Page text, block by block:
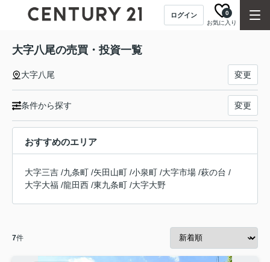
ログイン
お気に入り
0
大字八尾の売買・投資一覧
大字八尾 変更
条件から探す 変更
おすすめのエリア
大字三吉 /九条町 /矢田山町 /小泉町 /大字市場 /萩の台 /
大字大福 /龍田西 /東九条町 /大字大野
7件